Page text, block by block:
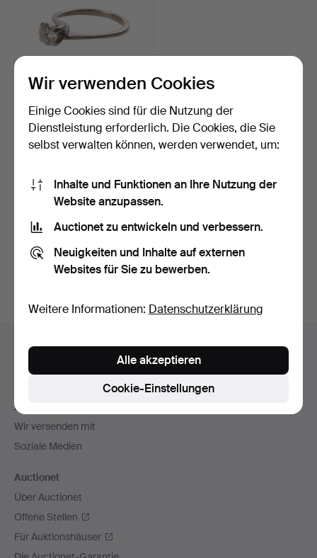
Diamantring aus 14 kt
Weißgold besetzt mit…
4 Tage
Suche speichern
Archiv
suchen.
Navigation
Hilfe und Kontakt
Kontakt mit dem Support aufnehmen
Zahlungsweisen
Wir versenden mit
Soziale Medien
Auctionet
Über Auctionet
Offene Stellen
Für Auktionshäuser
Wir verwenden Cookies
Einige Cookies sind für die Nutzung der
Dienstleistung erforderlich. Die Cookies, die Sie
selbst verwalten können, werden verwendet, um:
Inhalte und Funktionen an Ihre Nutzung der
Website anzupassen.
Auctionet zu entwickeln und verbessern.
Neuigkeiten und Inhalte auf externen
Websites für Sie zu bewerben.
Weitere Informationen: Datenschutzerklärung
Cookie-Einstellungen
Alle akzeptieren